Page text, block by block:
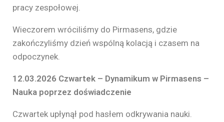
pracy zespołowej.
Wieczorem wróciliśmy do Pirmasens, gdzie
zakończyliśmy dzień wspólną kolacją i czasem na
odpoczynek.
12.03.2026 Czwartek – Dynamikum w Pirmasens –
Nauka poprzez doświadczenie
Czwartek upłynął pod hasłem odkrywania nauki.